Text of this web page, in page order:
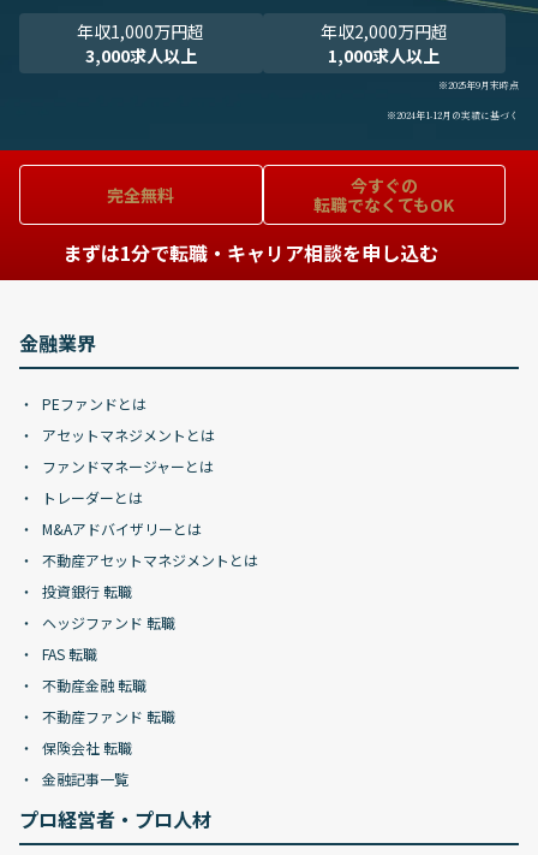
年収1,000万円超
3,000求人以上
年収2,000万円超
1,000求人以上
※2025年9月末時点
※2024年1-12月の実績に基づく
完全無料
今すぐの
転職でなくてもOK
まずは1分で転職・キャリア相談を申し込む
金融業界
PEファンドとは
アセットマネジメントとは
ファンドマネージャーとは
トレーダーとは
M&Aアドバイザリーとは
不動産アセットマネジメントとは
投資銀行 転職
ヘッジファンド 転職
FAS 転職
不動産金融 転職
不動産ファンド 転職
保険会社 転職
金融記事一覧
プロ経営者・プロ人材